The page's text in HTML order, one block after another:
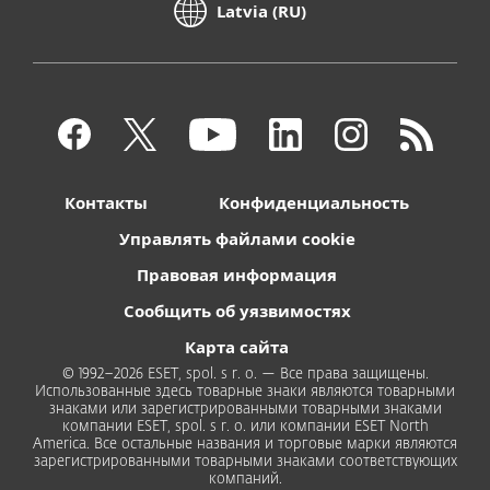
Latvia (RU)
Контакты
Конфиденциальность
Управлять файлами cookie
Правовая информация
Сообщить об уязвимостях
Карта сайта
© 1992–2026 ESET, spol. s r. o. — Все права защищены.
Использованные здесь товарные знаки являются товарными
знаками или зарегистрированными товарными знаками
компании ESET, spol. s r. o. или компании ESET North
America. Все остальные названия и торговые марки являются
зарегистрированными товарными знаками соответствующих
компаний.